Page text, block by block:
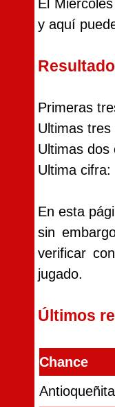
El
y aquí
Primeras
Ultimas
Ultimas dos
Ultima cifra:
En esta
sin
verificar
jugado.
Últimos
Chance